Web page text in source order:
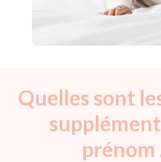
Quelles sont
prénom